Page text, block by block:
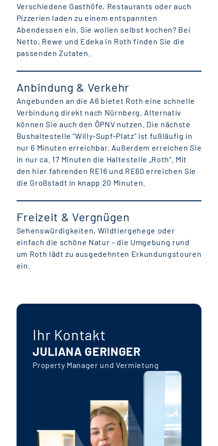
Verschiedene Gasthöfe, Restaurants oder auch
Pizzerien laden zu einem entspannten
Abendessen ein. Sie wollen selbst kochen? Bei
Netto, Rewe und Edeka in Roth finden Sie die
passenden Zutaten.
Anbindung & Verkehr
Angebunden an die A6 bietet Roth eine schnelle
Verbindung direkt nach Nürnberg. Alternativ
können Sie auch den ÖPNV nutzen. Die nächste
Bushaltestelle “Willy-Supf-Platz“ ist fußläufig in
nur 6 Minuten erreichbar. Außerdem erreichen Sie
in nur ca. 17 Minuten die Haltestelle „Roth“. Mit
den hier fahrenden RE16 und RE60 erreichen Sie
die Großstadt in knapp 20 Minuten.
Freizeit & Vergnügen
Sehenswürdigkeiten, Wildtiergehege oder
einfach die schöne Natur – die Umgebung rund
um Roth lädt zu ausgedehnten Erkundungstouren
ein.
Ihr Kontakt
JULIANA GERINGER
Property Manager und Vermietung